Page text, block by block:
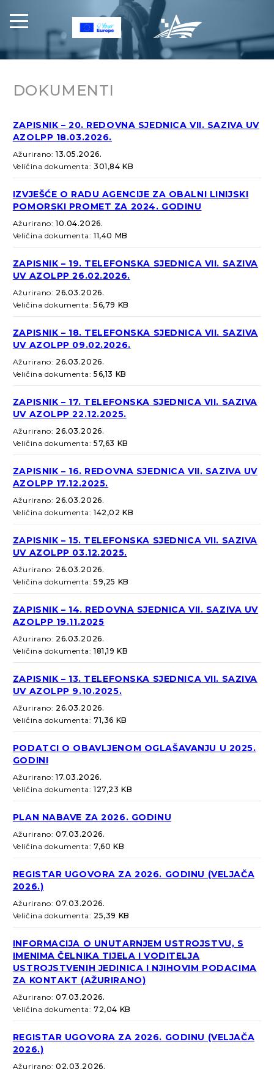
DOKUMENTI
ZAPISNIK – 20. REDOVNA SJEDNICA VII. SAZIVA UV
AZOLPP 18.03.2026.
Ažurirano:13.05.2026.
Veličina dokumenta:301,84 KB
IZVJEŠĆE O RADU AGENCIJE ZA OBALNI LINIJSKI
POMORSKI PROMET ZA 2024. GODINU
Ažurirano:10.04.2026.
Veličina dokumenta:11,40 MB
ZAPISNIK – 19. TELEFONSKA SJEDNICA VII. SAZIVA
UV AZOLPP 26.02.2026.
Ažurirano: 26.03.2026.
Veličina dokumenta:56,79 KB
ZAPISNIK – 18. TELEFONSKA SJEDNICA VII. SAZIVA
UV AZOLPP 09.02.2026.
Ažurirano: 26.03.2026.
Veličina dokumenta:56,13 KB
ZAPISNIK – 17. TELEFONSKA SJEDNICA VII. SAZIVA
UV AZOLPP 22.12.2025.
Ažurirano: 26.03.2026.
Veličina dokumenta:57,63 KB
ZAPISNIK – 16. REDOVNA SJEDNICA VII. SAZIVA UV
AZOLPP 17.12.2025.
Ažurirano: 26.03.2026.
Veličina dokumenta:142,02 KB
ZAPISNIK – 15. TELEFONSKA SJEDNICA VII. SAZIVA
UV AZOLPP 03.12.2025.
Ažurirano: 26.03.2026.
Veličina dokumenta:59,25 KB
ZAPISNIK – 14. REDOVNA SJEDNICA VII. SAZIVA UV
AZOLPP 19.11.2025
Ažurirano: 26.03.2026.
Veličina dokumenta:181,19 KB
ZAPISNIK – 13. TELEFONSKA SJEDNICA VII. SAZIVA
UV AZOLPP 9.10.2025.
Ažurirano: 26.03.2026.
Veličina dokumenta:71,36 KB
PODATCI O OBAVLJENOM OGLAŠAVANJU U 2025.
GODINI
Ažurirano:17.03.2026.
Veličina dokumenta:127,23 KB
PLAN NABAVE ZA 2026. GODINU
Ažurirano:07.03.2026.
Veličina dokumenta:7,60 KB
REGISTAR UGOVORA ZA 2026. GODINU (VELJAČA
2026.)
Ažurirano:07.03.2026.
Veličina dokumenta: 25,39 KB
INFORMACIJA O UNUTARNJEM USTROJSTVU, S
IMENIMA ČELNIKA TIJELA I VODITELJA
USTROJSTVENIH JEDINICA I NJIHOVIM PODACIMA
ZA KONTAKT (AŽURIRANO)
Ažurirano:07.03.2026.
Veličina dokumenta:72,04 KB
REGISTAR UGOVORA ZA 2026. GODINU (VELJAČA
2026.)
Ažurirano:02.03.2026.